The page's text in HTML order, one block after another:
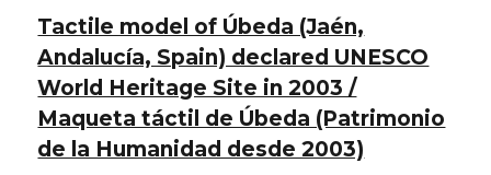
of
El
del
Río
Dulce
Tactile model of Úbeda (Jaén,
Andalucía, Spain) declared UNESCO
World Heritage Site in 2003 /
Maqueta táctil de Úbeda (Patrimonio
de la Humanidad desde 2003)